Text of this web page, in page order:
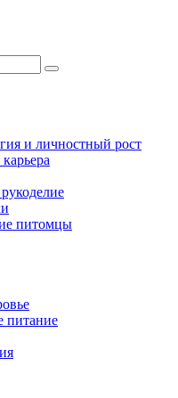
и личностный рост
питомцы
питание